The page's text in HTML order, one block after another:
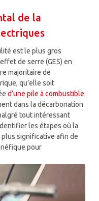
de la
est le plus gros
de serre (GES) en
majoritaire de
qu’elle soit
d’une pile à combustible
dans la décarbonation
tout intéressant
les étapes où la
significative afin de
pour